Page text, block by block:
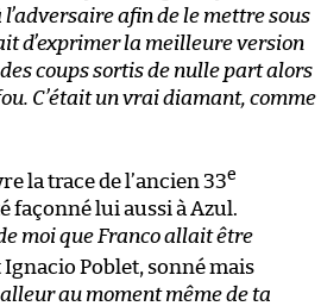
afin de le mettre sous
d’exprimer la meilleure version
coups sortis de nulle part alors
C’était un vrai diamant, comme
la trace de l’ancien 33e
façonné lui aussi à Azul.
moi que Franco allait être
Ignacio Poblet, sonné mais
au moment même de ta